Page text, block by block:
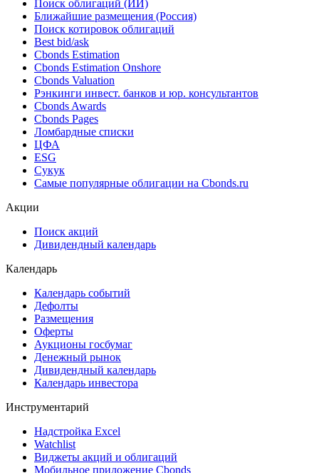
Облигации
Поиск облигаций & Карты рынка
Поиск облигаций (ИИ)
Ближайшие размещения (Россия)
Поиск котировок облигаций
Best bid/ask
Cbonds Estimation
Cbonds Estimation Onshore
Cbonds Valuation
Рэнкинги инвест. банков и юр. консультантов
Cbonds Awards
Cbonds Pages
Ломбардные списки
ESG
Самые популярные облигации на Cbonds.ru
Дивидендный календарь
Календарь
Календарь событий
Дефолты
Размещения
Оферты
Аукционы госбумаг
Денежный рынок
Календарь инвестора
Инструментарий